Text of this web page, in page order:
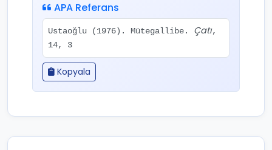
APA Referans
Ustaoğlu (1976). Mütegallibe. Çatı,
14, 3
Kopyala